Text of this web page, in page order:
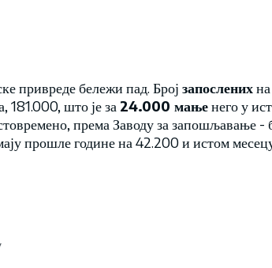
привреде бележи пад. Број запослених
181.000, што је за 24.000 мањенего у
према Заводу за запошљавање -
прошле године на 42.200 и истом